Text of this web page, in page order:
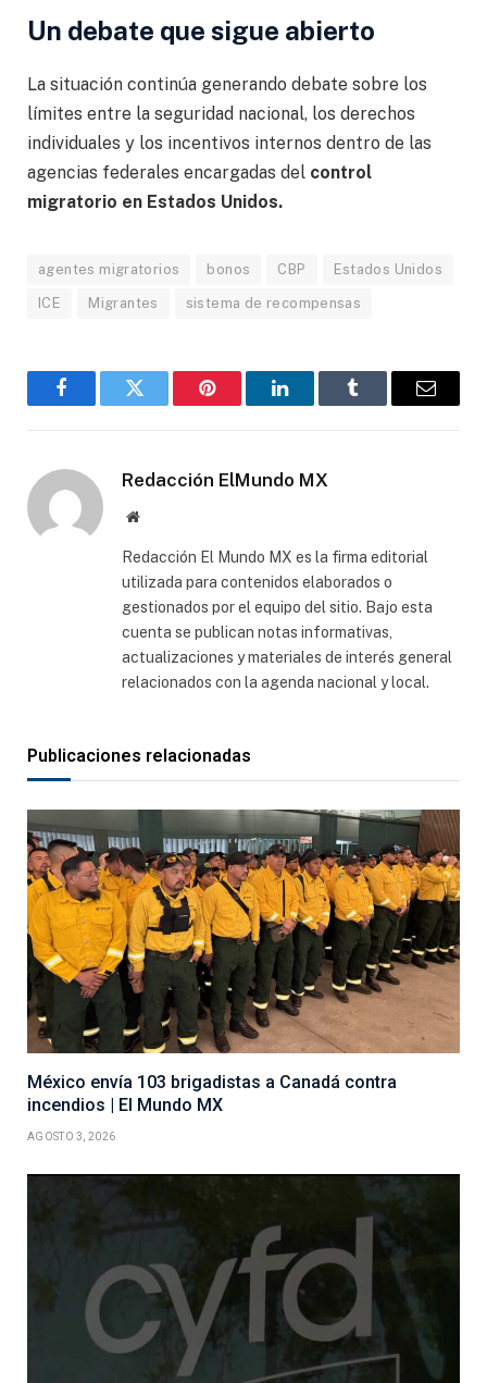
Un debate que sigue abierto
La situación continúa generando debate sobre los
límites entre la seguridad nacional, los derechos
individuales y los incentivos internos dentro de las
agencias federales encargadas del control
migratorio en Estados Unidos.
agentes migratorios bonos CBP Estados Unidos
ICE Migrantes sistema de recompensas
FacebookGorjeo Pinterest LinkedInTumblr
Correo
Redacción ElMundo MX
Sitio
Redacción El Mundo MX es la firma editorial
utilizada para contenidos elaborados o
gestionados por el equipo del sitio. Bajo esta
cuenta se publican notas informativas,
actualizaciones y materiales de interés general
relacionados con la agenda nacional y local.
Publicaciones relacionadas
México envía 103 brigadistas a Canadá contra
incendios | El Mundo MX
AGOSTO 3, 2026